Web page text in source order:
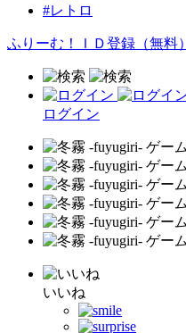
#レトロ
ふりーむ！ＩＤ登録（無料）
ログイン
いいね